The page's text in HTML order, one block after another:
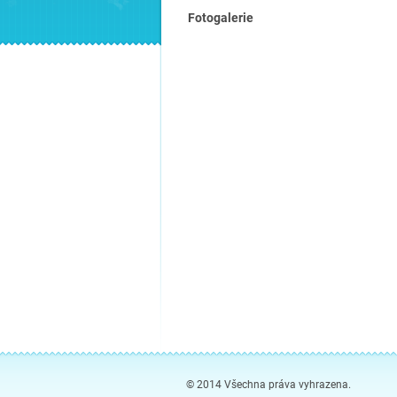
Fotogalerie
© 2014 Všechna práva vyhrazena.